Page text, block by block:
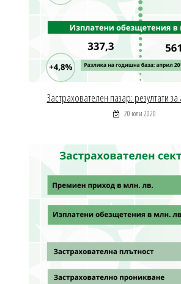
Застрахователен пазар: резултати
20 юли 2020